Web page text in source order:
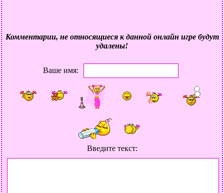
Комментарии, не относящиеся к данной онлайн игре будут
удалены!
Ваше имя:
Введите текст: